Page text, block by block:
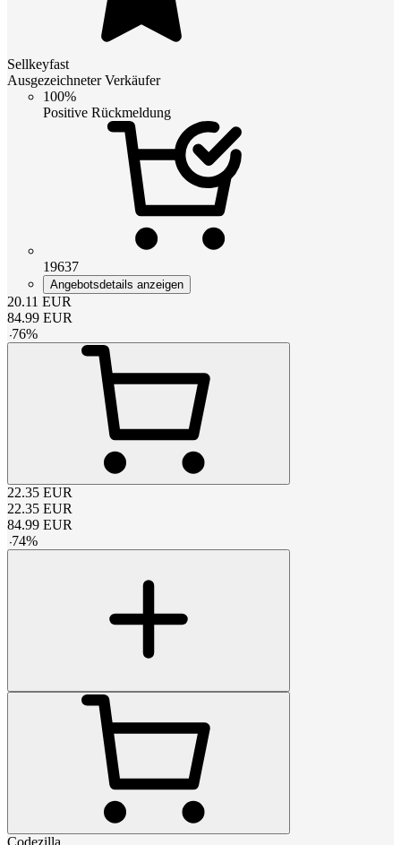
Sellkeyfast
Ausgezeichneter Verkäufer
100%
Positive Rückmeldung
19637
Angebotsdetails anzeigen
20.11 EUR
84.99 EUR
-76%
22.35 EUR
22.35 EUR
84.99 EUR
-74%
Codezilla